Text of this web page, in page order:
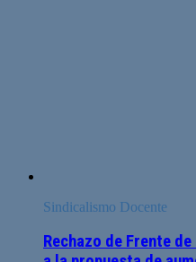
Sindicalismo Docente
Rechazo de Frente